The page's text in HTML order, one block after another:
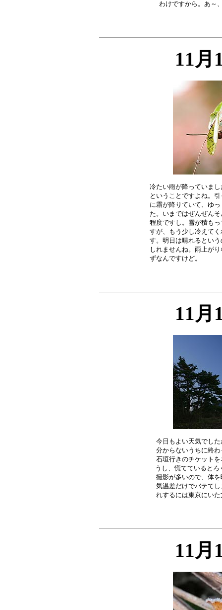
11月
冷たい雨が降っていま
ということですよね。
に霜が降りていて、ゆ
た。いまではぜんぜん
程度ですし。雪が積も
すが、もう少し冷えて
す。明日は晴れるとい
しれませんね。雨上が
11月
今日もよい天気でし
分からないうちに終
石垣行きのチケット
うし、慌てていると
撮影が多いので、体
気温差だけでバテて
11月